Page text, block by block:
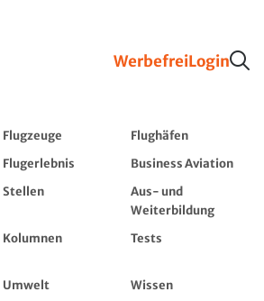
WerbefreiLogin
Flugzeuge
Flughäfen
Flugerlebnis
Business Aviation
Stellen
Aus- und
Weiterbildung
Kolumnen Tests
Umwelt
Wissen